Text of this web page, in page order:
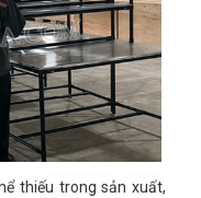
thiếu trong sản xuất,